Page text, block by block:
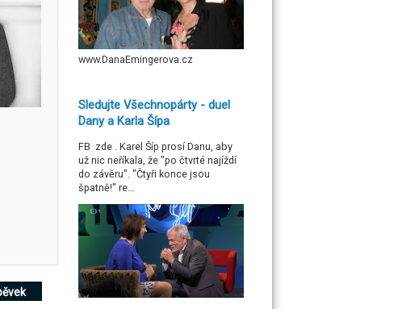
www.DanaEmingerova.cz
Sledujte Všechnopárty - duel
Dany a Karla Šípa
FB zde . Karel Šíp prosí Danu, aby
už nic neříkala, že "po čtvrté najíždí
do závěru". "Čtyři konce jsou
špatně!" re...